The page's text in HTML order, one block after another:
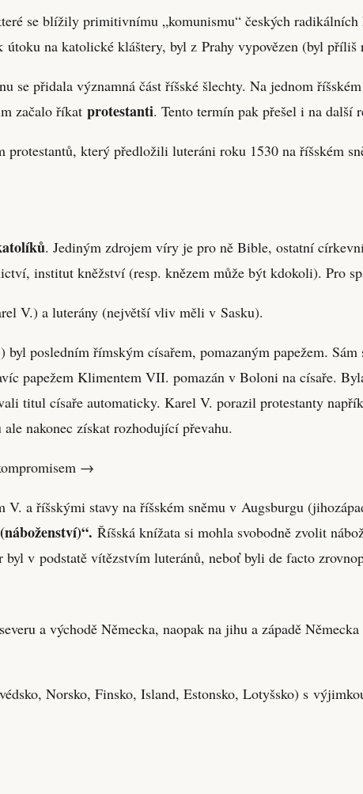
se blížily primitivnímu „komunismu“ českých
na katolické kláštery, byl z Prahy vypovězen (byl
se přidala významná část říšské šlechty. Na jednom
začalo říkat protestanti. Tento termín pak přešel i na další
který předložili luteráni roku 1530 na říšském
. Jediným zdrojem víry je pro ně Bible, ostatní
institut kněžství (resp. knězem může být kdokoli). Pro
V.) a luterány (největší vliv měli v Sasku).
posledním římským císařem, pomazaným papežem.
papežem Klimentem VII. pomazán v Boloni na císaře.
titul císaře automaticky. Karel V. porazil protestanty
nakonec získat rozhodující převahu.
→
V. a říšskými stavy na říšském sněmu v Augsburgu
Říšská knížata si mohla svobodně zvolit
v podstatě vítězstvím luteránů, neboť byli de facto
a východě Německa, naopak na jihu a západě
Norsko, Finsko, Island, Estonsko, Lotyšsko) s